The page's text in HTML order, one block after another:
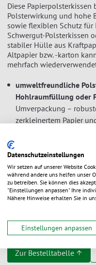
Diese
Polsterwirkung und hohe
sowie flexiblen Schutz für
Schwergut-Polsterkissen
stabiler Hülle aus
Altpapier bzw. -karton
mehrfach
umweltfreundliche
Hohlraumfüllung oder
Umverpackung –
zerkleinertem Papier
polstert zuverlässig
nachhaltige Alternative
Kunststoff
wiederverwendbar und
(Einstoffmaterial)
Zur Bestelltabelle ↑
Datenschutzeinstellungen
Wir setzen auf unserer Website
während andere uns helfen unser
zu betreiben. Sie können dies
"Einstellungen anpassen" Ihre
Nähere Hinweise erhalten Sie in
Einstellungen anpassen